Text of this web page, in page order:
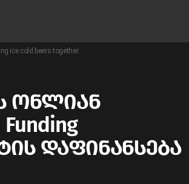
ice cold beers together.
ონლიან
დაფინანსება